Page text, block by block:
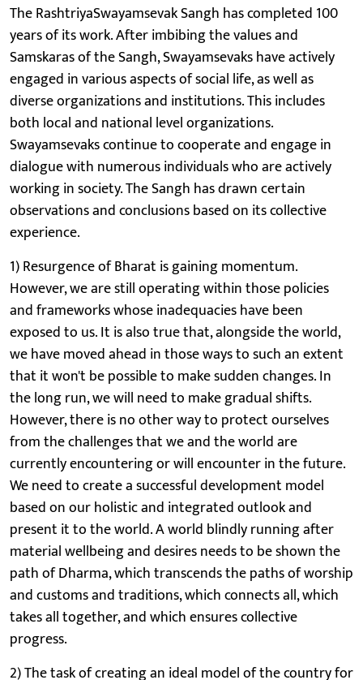
The RashtriyaSwayamsevak Sangh has completed 100
years of its work. After imbibing the values and
Samskaras of the Sangh, Swayamsevaks have actively
engaged in various aspects of social life, as well as
diverse organizations and institutions. This includes
both local and national level organizations.
Swayamsevaks continue to cooperate and engage in
dialogue with numerous individuals who are actively
working in society. The Sangh has drawn certain
observations and conclusions based on its collective
experience.
1) Resurgence of Bharat is gaining momentum.
However, we are still operating within those policies
and frameworks whose inadequacies have been
exposed to us. It is also true that, alongside the world,
we have moved ahead in those ways to such an extent
that it won't be possible to make sudden changes. In
the long run, we will need to make gradual shifts.
However, there is no other way to protect ourselves
from the challenges that we and the world are
currently encountering or will encounter in the future.
We need to create a successful development model
based on our holistic and integrated outlook and
present it to the world. A world blindly running after
material wellbeing and desires needs to be shown the
path of Dharma, which transcends the paths of worship
and customs and traditions, which connects all, which
takes all together, and which ensures collective
progress.
2) The task of creating an ideal model of the country for